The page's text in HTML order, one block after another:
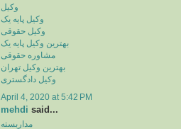
وکیل
وکیل پایه یک
وکیل حقوقی
بهترین وکیل پایه یک
مشاوره حقوقی
بهترین وکیل تهران
وکیل دادگستری
April 4, 2020 at 5:42 PM
mehdi said...
مداربسته